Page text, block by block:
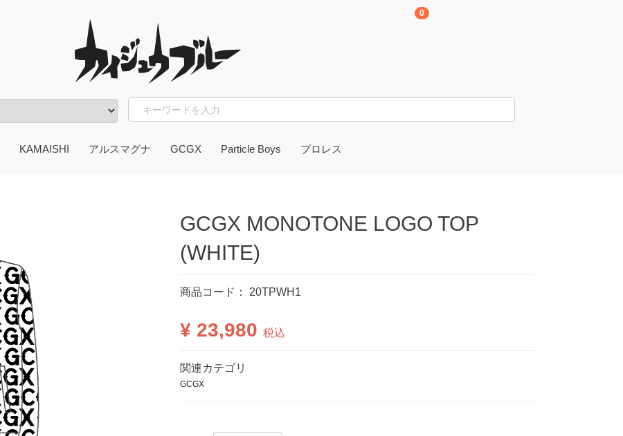
0
KAMAISHI アルスマグナ GCGX Particle Boys プロレス
GCGX MONOTONE LOGO TOP
(WHITE)
商品コード： 20TPWH1
¥ 23,980 税込
関連カテゴリ
GCGX